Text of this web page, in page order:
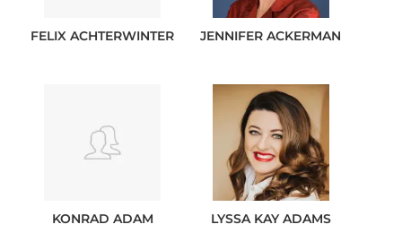
FELIXACHTERWINTER JENNIFERACKERMAN
KONRAD ADAM LYSSA KAYADAMS